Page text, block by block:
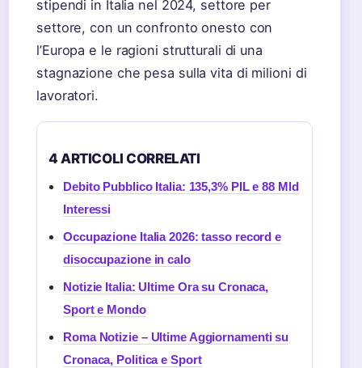
stipendi in Italia nel 2024, settore per
settore, con un confronto onesto con
l’Europa e le ragioni strutturali di una
stagnazione che pesa sulla vita di milioni di
lavoratori.
4 ARTICOLI CORRELATI
Debito Pubblico Italia: 135,3% PIL e 88 Mld
Interessi
Occupazione Italia 2026: tasso record e
disoccupazione in calo
Notizie Italia: Ultime Ora su Cronaca,
Sport e Mondo
Roma Notizie – Ultime Aggiornamenti su
Cronaca, Politica e Sport